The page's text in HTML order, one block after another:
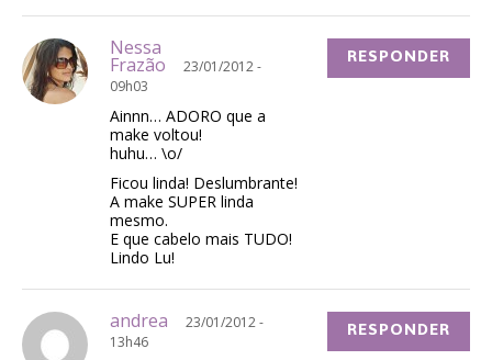
Nessa
Frazão
23/01/2012 -
09h03
Ainnn… ADORO que a
make voltou!
huhu… \o/
Ficou linda! Deslumbrante!
A make SUPER linda
mesmo.
E que cabelo mais TUDO!
Lindo Lu!
RESPONDER
andrea
23/01/2012 -
13h46
RESPONDER